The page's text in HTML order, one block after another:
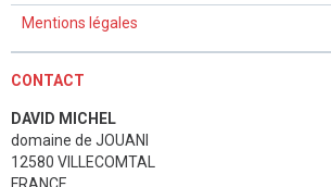
Mentions légales
CONTACT
DAVID MICHEL
domaine de JOUANI
12580 VILLECOMTAL